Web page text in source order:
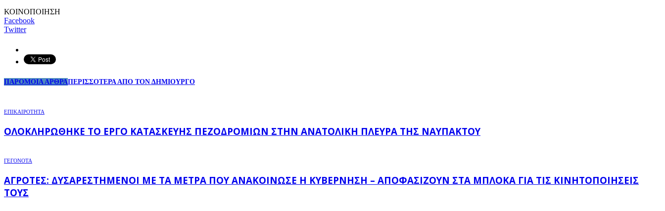
ΚΟΙΝΟΠΟΙΗΣΗ
Facebook
Twitter
ΠΑΡΟΜΟΙΑ ΑΡΘΡΑΠΕΡΙΣΣΟΤΕΡΑ ΑΠΟ ΤΟΝ ΔΗΜΙΟΥΡΓΟ
ΕΠΙΚΑΙΡΟΤΗΤΑ
ΟΛΟΚΛΗΡΏΘΗΚΕ ΤΟ ΈΡΓΟ ΚΑΤΑΣΚΕΥΉΣ ΠΕΖΟΔΡΟΜΊΩΝ ΣΤΗΝ ΑΝΑΤΟΛΙΚΉ ΠΛΕΥΡΆ ΤΗΣ ΝΑΥΠΆΚΤΟΥ
ΓΕΓΟΝΟΤΑ
ΑΓΡΌΤΕΣ: ΔΥΣΑΡΕΣΤΗΜΈΝΟΙ ΜΕ ΤΑ ΜΈΤΡΑ ΠΟΥ ΑΝΑΚΟΊΝΩΣΕ Η ΚΥΒΈΡΝΗΣΗ – ΑΠΟΦΑΣΊΖΟΥΝ ΣΤΑ ΜΠΛΌΚΑ ΓΙΑ ΤΙΣ ΚΙΝΗΤΟΠΟΙΉΣΕΙΣ
ΤΟΥΣ